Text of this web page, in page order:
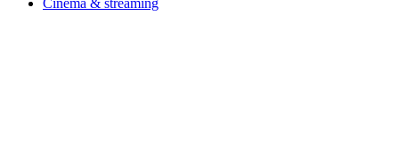
Cinéma & streaming